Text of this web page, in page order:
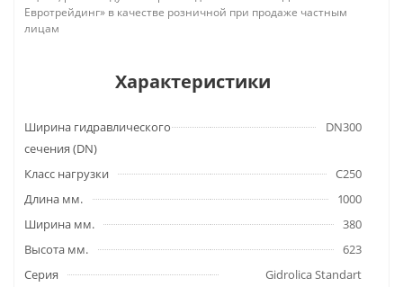
Евротрейдинг» в качестве розничной при продаже частным
лицам
Характеристики
Ширина гидравлического
сечения (DN)
DN300
Класс нагрузки
C250
Длина мм.
1000
Ширина мм.
380
Высота мм.
623
Серия
Gidrolica Standart